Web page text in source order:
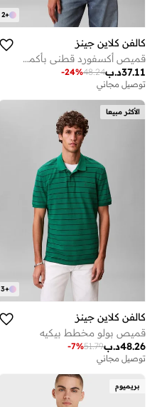
+
2
كالفن كلاين جينز
قميص أكسفورد قطني بأكمام قصيرة
د.ب37.11
48.24
-24%
توصيل مجاني
الأكثر مبيعا
+
3
كالفن كلاين جينز
قميص بولو مخطط بيكيه
د.ب48.26
51.79
-7%
توصيل مجاني
بريميوم